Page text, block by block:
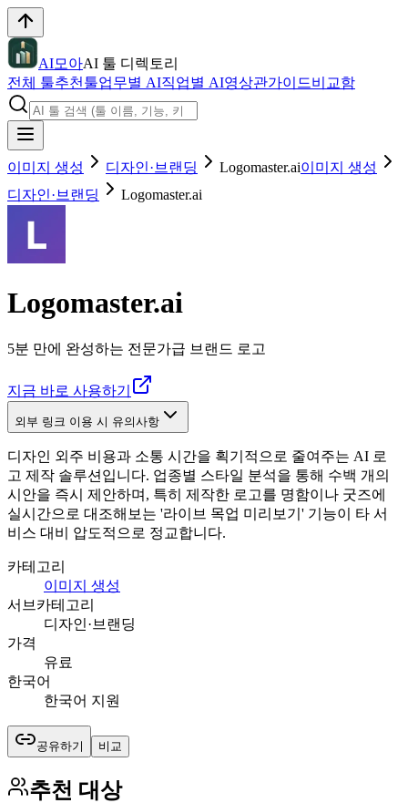
AI모아AI 툴 디렉토리
전체 툴추천툴업무별 AI직업별 AI영상관가이드비교함
이미지 생성 디자인·브랜딩 Logomaster.ai이미지 생성
디자인·브랜딩
Logomaster.ai
Logomaster.ai
5분 만에 완성하는 전문가급 브랜드 로고
지금 바로 사용하기
외부 링크 이용 시 유의사항
디자인 외주 비용과 소통 시간을 획기적으로 줄여주는 AI 로
고 제작 솔루션입니다. 업종별 스타일 분석을 통해 수백 개의
시안을 즉시 제안하며, 특히 제작한 로고를 명함이나 굿즈에
실시간으로 대조해보는 '라이브 목업 미리보기' 기능이 타 서
비스 대비 압도적으로 정교합니다.
카테고리
이미지 생성
서브카테고리
디자인·브랜딩
가격
유료
한국어
한국어 지원
공유하기 비교
추천 대상